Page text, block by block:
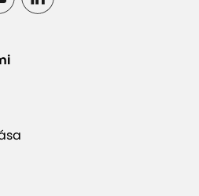
dolina, Monková